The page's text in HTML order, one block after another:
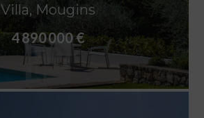
Villa, Mougins
4 890 000 €